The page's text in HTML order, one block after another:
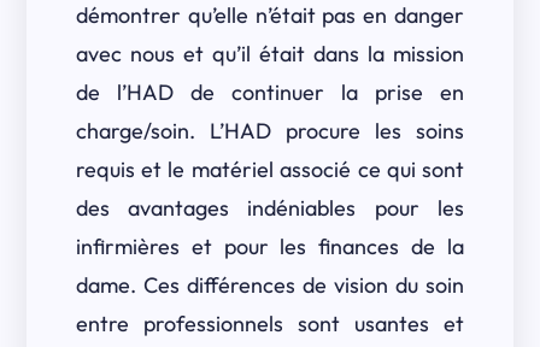
démontrer qu’elle n’était pas en danger
avec nous et qu’il était dans la mission
de l’HAD de continuer la prise en
charge/soin. L’HAD procure les soins
requis et le matériel associé ce qui sont
des avantages indéniables pour les
infirmières et pour les finances de la
dame. Ces différences de vision du soin
entre professionnels sont usantes et